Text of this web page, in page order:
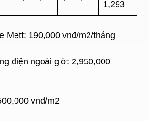
1,293
Mett: 190,000 vnđ/m2/tháng
điện ngoài giờ: 2,950,000
vnđ/m2